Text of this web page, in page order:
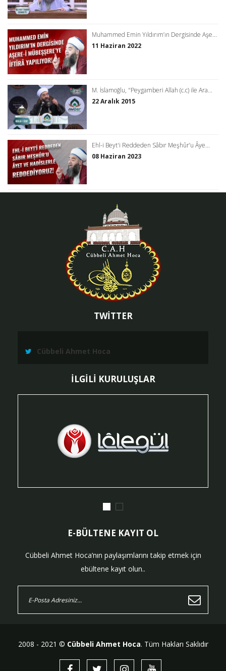
Muhammed Emin Yıldırım’ın Dergisinde Aşe...
11 Haziran 2022
M. İslamoğlu, "Peygamberi Allah (c.c) ile Ara...
22 Aralık 2015
Ehl-i Beyt'i Reddeden Sâbır Meşhûr’u Âye...
08 Haziran 2023
TWİTTER
Cübbeli Ahmet Hoca
İLGİLİ KURULUŞLAR
E-BÜLTENE KAYIT OL
Cübbeli Ahmet Hoca’nın paylaşımlarını takip etmek için
ebültene kayıt olun..
2008 - 2021 © Cübbeli Ahmet Hoca. Tüm Hakları Saklıdır